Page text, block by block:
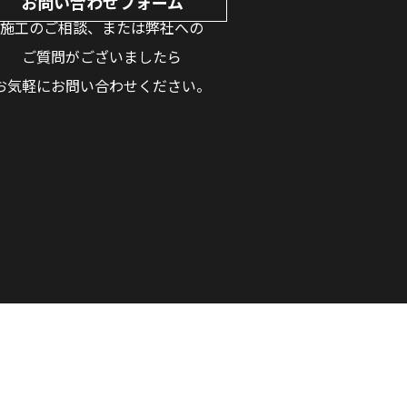
施工のご相談、または弊社への
ご質問がございましたら
気軽にお問い合わせください。